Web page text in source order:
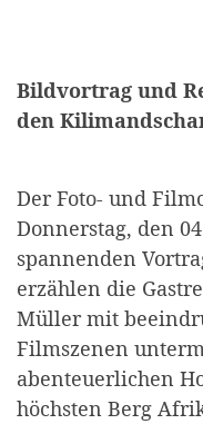
Bildvortrag und
den
Der Foto- und
Donnerstag, den
spannenden
erzählen die
Müller mit
Filmszenen
abenteuerlichen
höchsten Berg